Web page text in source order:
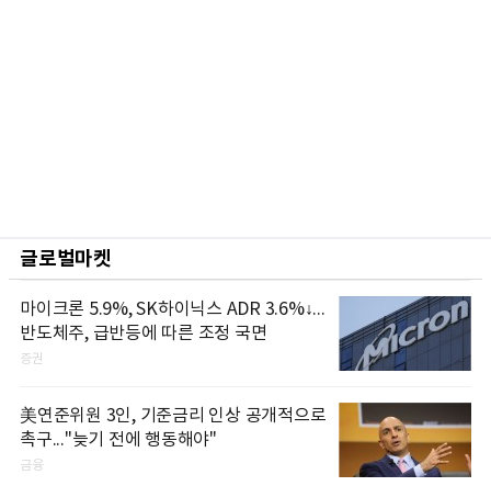
글로벌마켓
마이크론 5.9%, SK하이닉스 ADR 3.6%↓...
반도체주, 급반등에 따른 조정 국면
증권
美연준위원 3인, 기준금리 인상 공개적으로
촉구..."늦기 전에 행동해야"
금융